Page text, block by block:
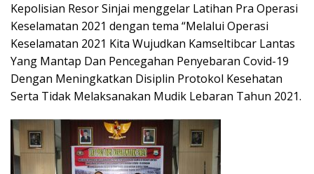
Kepolisian Resor Sinjai menggelar Latihan Pra Operasi
Keselamatan 2021 dengan tema “Melalui Operasi
Keselamatan 2021 Kita Wujudkan Kamseltibcar Lantas
Yang Mantap Dan Pencegahan Penyebaran Covid-19
Dengan Meningkatkan Disiplin Protokol Kesehatan
Serta Tidak Melaksanakan Mudik Lebaran Tahun 2021.